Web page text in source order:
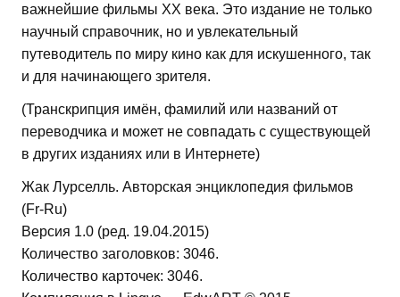
важнейшие фильмы XX века. Это издание не только
научный справочник, но и увлекательный
путеводитель по миру кино как для искушенного, так
и для начинающего зрителя.
(Транскрипция имён, фамилий или названий от
переводчика и может не совпадать с существующей
в других изданиях или в Интернете)
Жак Лурселль. Авторская энциклопедия фильмов
(Fr-Ru)
Версия 1.0 (ред. 19.04.2015)
Количество заголовков: 3046.
Количество карточек: 3046.